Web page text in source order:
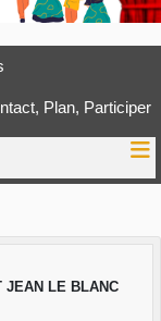
Plan, Participer
JEAN LE BLANC